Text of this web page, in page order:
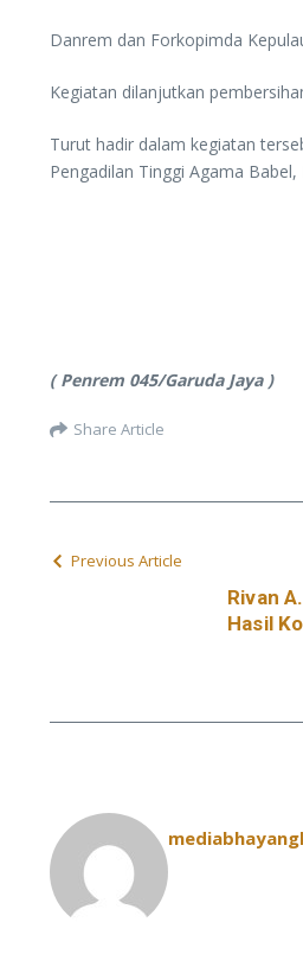
Danrem dan Forkopimda
Kegiatan dilanjutkan
Turut hadir dalam kegiatan
Pengadilan Tinggi Agama
( Penrem 045/Garuda Jaya )
Share Article
Previous Article
Rivan
Hasil